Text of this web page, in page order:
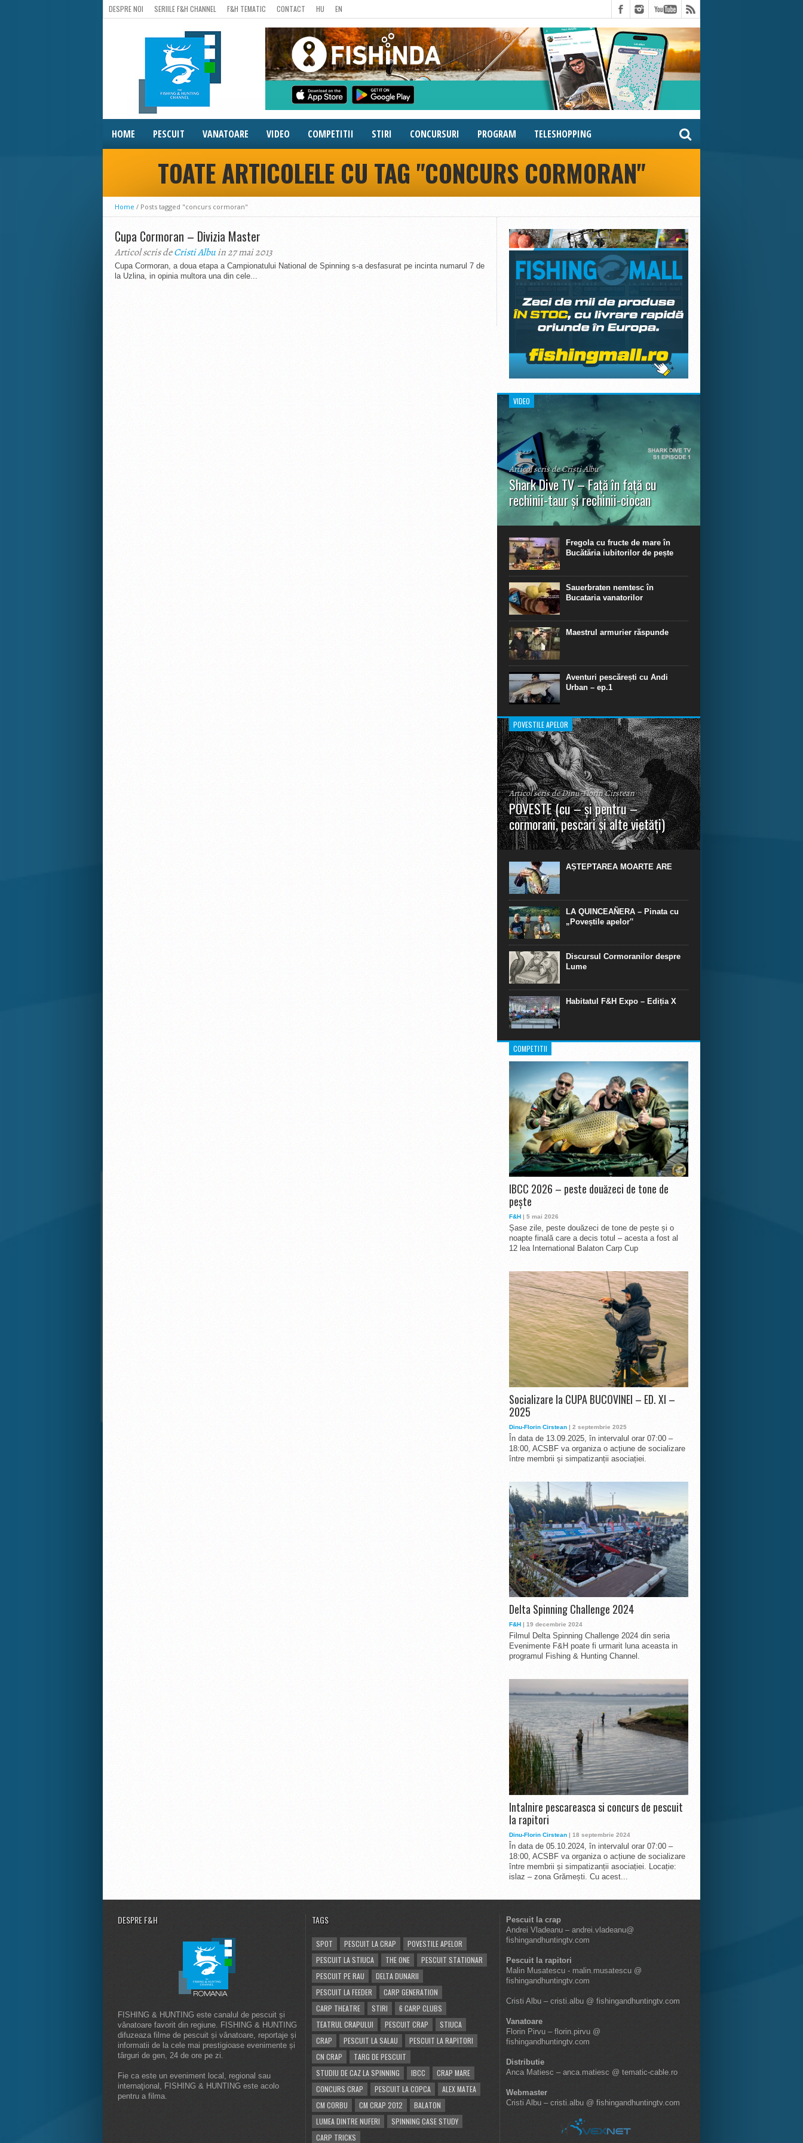
DESPRE NOI SERIILE F&H CHANNEL F&H TEMATIC CONTACT HU EN
HOME PESCUIT VANATOARE VIDEO COMPETITII STIRI CONCURSURI PROGRAM TELESHOPPING
TOATE ARTICOLELE CU TAG "CONCURS CORMORAN"
Home / Posts tagged "concurs cormoran"
Cupa Cormoran – Divizia Master
Articol scris deCristi Albuin 27 mai 2013
Cupa Cormoran, a doua etapa a Campionatului National de Spinning s-a desfasurat pe incinta numarul 7 de
la Uzlina, in opinia multora una din cele...
VIDEO
Articol scris de Cristi Albu
Shark Dive TV – Față în față cu
rechinii-taur și rechinii-ciocan
În primul episod din Shark Dive TV, telespectatorii
extraordinare de scufundare cu rechini.
Fregola cu fructe de mare în
Bucătăria iubitorilor de pește
Sauerbraten nemtesc în
Bucataria vanatorilor
Maestrul armurier răspunde
Aventuri pescărești cu Andi
Urban – ep.1
POVESTILE APELOR
Articol scris de Dinu-Florin Cirstean
POVESTE (cu – și pentru –
cormorani, pescari și alte vietăți)
”La urma urmei, cred că legendele și miturile sunt
în mare parte făcute din „adevăr”.“ R. R. Tolkien.
AȘTEPTAREA MOARTE ARE
LA QUINCEAÑERA – Pinata cu
„Poveștile apelor‟
Discursul Cormoranilor despre
Lume
Habitatul F&H Expo – Ediția X
COMPETITII
IBCC 2026 – peste douăzeci de tone de
pește
F&H | 5 mai 2026
Șase zile, peste douăzeci de tone de pește și o
noapte finală care a decis totul – acesta a fost al
12 lea International Balaton Carp Cup
Socializare la CUPA BUCOVINEI – ED. XI –
2025
Dinu-Florin Cirstean | 2 septembrie 2025
În data de 13.09.2025, în intervalul orar 07:00 –
18:00, ACSBF va organiza o acțiune de socializare
între membrii și simpatizanții asociației.
Delta Spinning Challenge 2024
F&H | 19 decembrie 2024
Filmul Delta Spinning Challenge 2024 din seria
Evenimente F&H poate fi urmarit luna aceasta in
programul Fishing & Hunting Channel.
Intalnire pescareasca si concurs de pescuit
la rapitori
Dinu-Florin Cirstean | 18 septembrie 2024
În data de 05.10.2024, în intervalul orar 07:00 –
18:00, ACSBF va organiza o acțiune de socializare
între membrii și simpatizanții asociației. Locație:
islaz – zona Grămești. Cu acest...
DESPRE F&H
FISHING & HUNTING este canalul de pescuit și
vânatoare favorit din regiune. FISHING & HUNTING
difuzeaza filme de pescuit și vânatoare, reportaje și
informatii de la cele mai prestigioase evenimente și
târguri de gen, 24 de ore pe zi.
Fie ca este un eveniment local, regional sau
internaţional, FISHING & HUNTING este acolo
pentru a filma.
TAGS
SPOT PESCUIT LA CRAP
POVESTILE APELOR
PESCUIT LA STIUCA
THE ONE
PESCUIT STATIONAR
PESCUIT PE RAU
DELTA DUNARII
PESCUIT LA FEEDER
CARP GENERATION
CARP THEATRE
STIRI
6 CARP CLUBS
TEATRUL CRAPULUI
PESCUIT CRAP
STIUCA
CRAP
PESCUIT LA SALAU
PESCUIT LA RAPITORI
CN CRAP
TARG DE PESCUIT
STUDIU DE CAZ LA SPINNING
IBCC
CRAP MARE
CONCURS CRAP
PESCUIT LA COPCA
ALEX MATEA
CM CORBU
CM CRAP 2012
BALATON
LUMEA DINTRE NUFERI
SPINNING CASE STUDY
CARP TRICKS
Pescuit la crap
Andrei Vladeanu – andrei.vladeanu@
fishingandhuntingtv.com
Pescuit la rapitori
Malin Musatescu - malin.musatescu @
fishingandhuntingtv.com
Cristi Albu – cristi.albu @ fishingandhuntingtv.com
Vanatoare
Florin Pirvu – florin.pirvu @
fishingandhuntingtv.com
Distributie
Anca Matiesc – anca.matiesc @ tematic-cable.ro
Webmaster
Cristi Albu – cristi.albu @ fishingandhuntingtv.com